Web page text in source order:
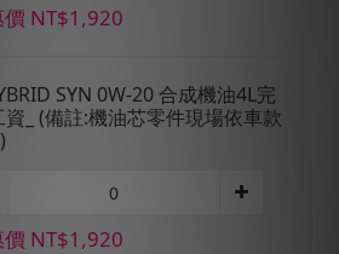
NT$1,920
SYN 0W-20 合成機油4L完
_ (備註:機油芯零件現場依車款
NT$1,920